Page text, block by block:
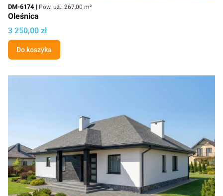
Kod
DM-6174 Powierzchnia użytkowa
Pow. uż.: 267,00 m²
Oleśnica
Cena
3 250,00 zł
Do koszyka